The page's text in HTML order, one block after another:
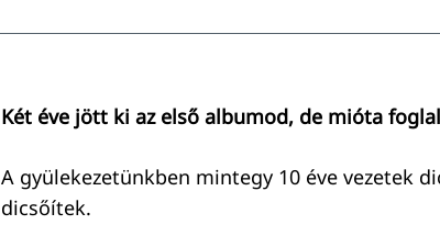
Két éve jött ki az első albumod, de mióta
A gyülekezetünkben mintegy 10 éve vezetek
dicsőítek.